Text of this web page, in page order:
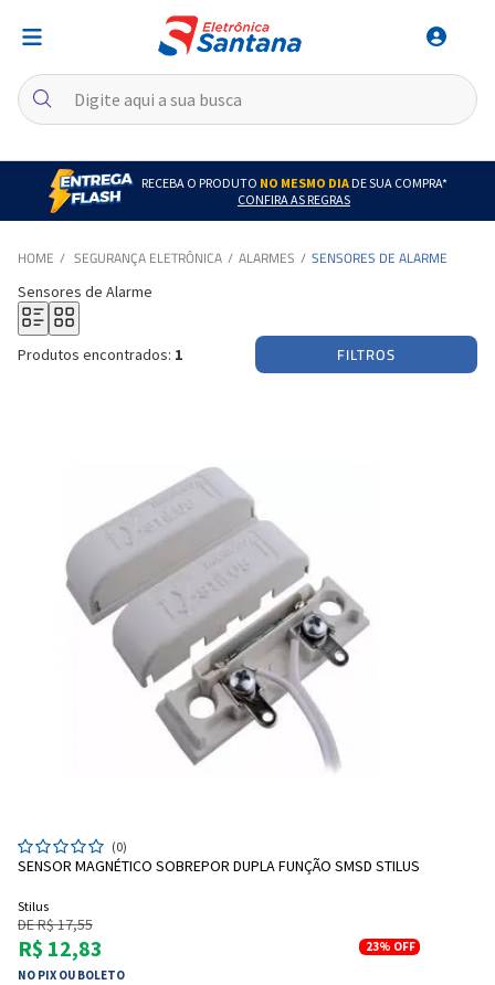
RECEBA O PRODUTO NO MESMO DIADE SUA COMPRA*
CONFIRA AS REGRAS
SEGURANÇA ELETRÔNICA ALARMES SENSORES DE ALARME
Sensores de Alarme
Produtos encontrados: 1 FILTROS
(0)
SENSOR MAGNÉTICO SOBREPOR DUPLA FUNÇÃO SMSD STILUS
Stilus
DE R$ 17,55
R$ 12,83
NO PIX OU BOLETO
23% OFF